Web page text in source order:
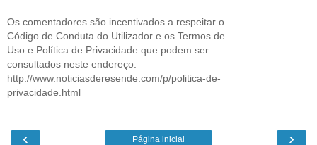
Os comentadores são incentivados a respeitar o
Código de Conduta do Utilizador e os Termos de
Uso e Política de Privacidade que podem ser
consultados neste endereço:
http://www.noticiasderesende.com/p/politica-de-
privacidade.html
‹ ›
Página inicial